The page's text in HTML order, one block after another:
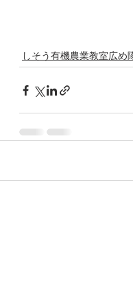
しそう有機農業教室広め